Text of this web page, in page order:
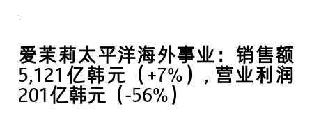
爱茉莉太平洋海外事业：销售额
5,121亿韩元（+7%）, 营业利润
201亿韩元（-56%）